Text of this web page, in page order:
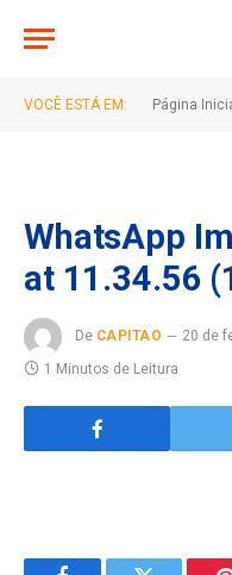
VOCÊ ESTÁ EM: Página
WhatsApp
at 11.34.56
De CAPITAO
20 de
1 Minutos de Leitura